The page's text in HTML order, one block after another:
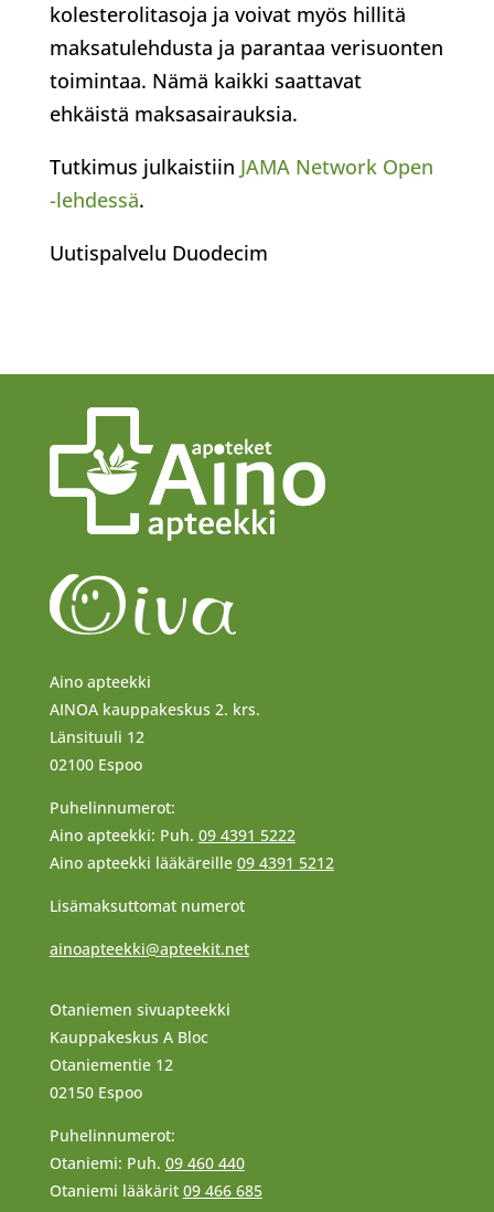
kolesterolitasoja ja voivat myös hillitä
maksatulehdusta ja parantaa verisuonten
toimintaa. Nämä kaikki saattavat
ehkäistä maksasairauksia.
Tutkimus julkaistiin JAMA Network Open
-lehdessä.
Uutispalvelu Duodecim
Aino apteekki
AINOA kauppakeskus 2. krs.
Länsituuli 12
02100 Espoo
Puhelinnumerot:
Aino apteekki: Puh. 09 4391 5222
Aino apteekki lääkäreille 09 4391 5212
Lisämaksuttomat numerot
ainoapteekki@apteekit.net
Otaniemen sivuapteekki
Kauppakeskus A Bloc
Otaniementie 12
02150 Espoo
Puhelinnumerot:
Otaniemi: Puh. 09 460 440
Otaniemi lääkärit 09 466 685